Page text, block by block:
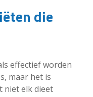
die
effectief worden
maar het is
niet elk dieet